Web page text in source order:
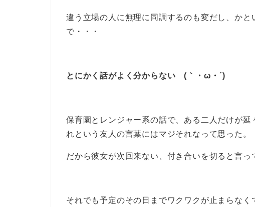
違う立場の人に無理に同調するのも変だし、か
で・・・
とにかく話がよく分からない (｀・ω・´)
保育園とレンジャー系の話で、ある二人だけが延
れという友人の言葉にはマジそれなって思った。
だから彼女が次回来ない、付き合いを切ると言っ
それでも予定のその日までワクワクが止まらな